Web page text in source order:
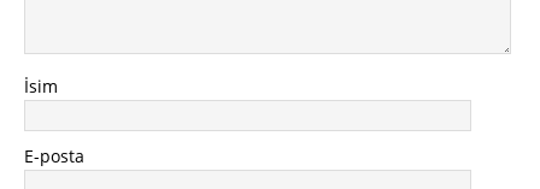
İsim
E-posta